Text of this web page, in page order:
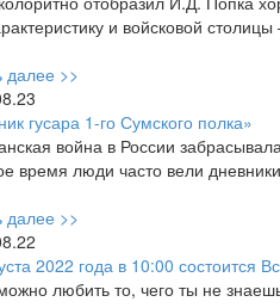
и войсковой
далее >>
гусара 1-го Сумского полка»
война в России
время люди часто вели
далее >>
2022 года в 10:00 состоится
любить то, чего ты не